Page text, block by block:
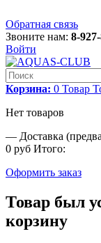
Обратная связь
Звоните нам: 8-
Войти
Корзина: 0 Товар
Нет товаров
— Доставка
0 руб Итого:
Оформить заказ
Товар был
корзину